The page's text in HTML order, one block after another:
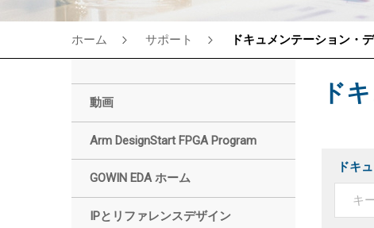
ホーム サポート ドキュメンテーション・
動画
Arm DesignStart FPGA Program
GOWIN EDA ホーム
IPとリファレンスデザイン
ド
ドキ